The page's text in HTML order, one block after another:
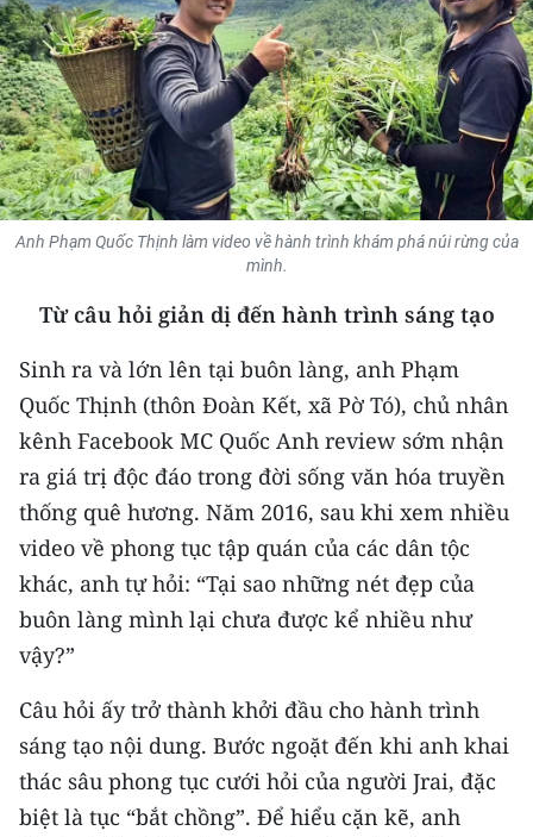
Y TẾ
KHOA HỌC - CÔNG NGHỆ
MÔI TRƯỜNG
BẠN ĐỌC
KIỂM CHỨNG THÔNG TIN
TRI THỨC CHUYÊN SÂU
54 DÂN TỘC VIỆT NAM
CHƯƠNG TRÌNH OCOP - MỖI XÃ
MỘT SẢN PHẨM
RADIO
MEDIA CENTER
E-Magazine
Video
Media Chính trị
Media Kinh tế
Anh Phạm Quốc Thịnh làm video về hành trình khám phá núi rừng của
mình.
Từ câu hỏi giản dị đến hành trình sáng tạo
Sinh ra và lớn lên tại buôn làng, anh Phạm
Quốc Thịnh (thôn Đoàn Kết, xã Pờ Tó), chủ nhân
kênh Facebook MC Quốc Anh review sớm nhận
ra giá trị độc đáo trong đời sống văn hóa truyền
thống quê hương. Năm 2016, sau khi xem nhiều
video về phong tục tập quán của các dân tộc
khác, anh tự hỏi: “Tại sao những nét đẹp của
buôn làng mình lại chưa được kể nhiều như
vậy?”
Câu hỏi ấy trở thành khởi đầu cho hành trình
sáng tạo nội dung. Bước ngoặt đến khi anh khai
thác sâu phong tục cưới hỏi của người Jrai, đặc
biệt là tục “bắt chồng”. Để hiểu cặn kẽ, anh